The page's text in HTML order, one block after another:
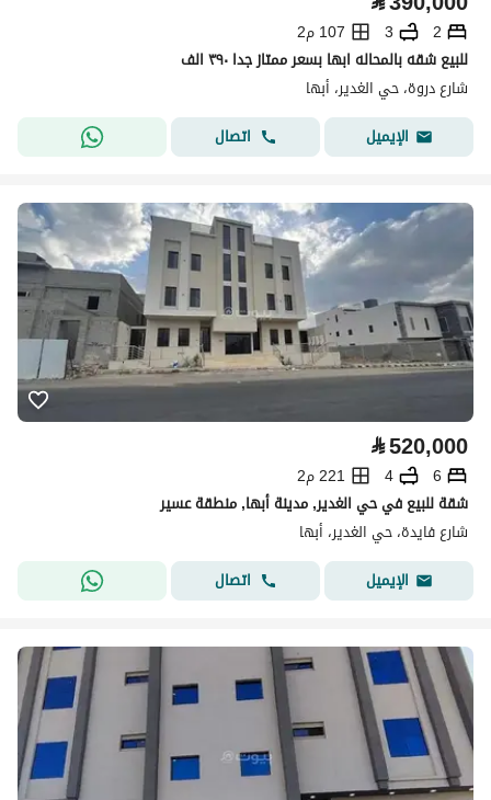
2
3
107 م2
للبيع شقه بالمحاله ابها بسعر ممتاز جدا ٣٩٠ الف
شارع دروة، حي الغدير، أبها
الإيميل
اتصال
⃁520,000
6
4
221 م2
شقة للبيع في حي الغدير, مدينة أبها, منطقة عسير
شارع فايدة، حي الغدير، أبها
الإيميل
اتصال